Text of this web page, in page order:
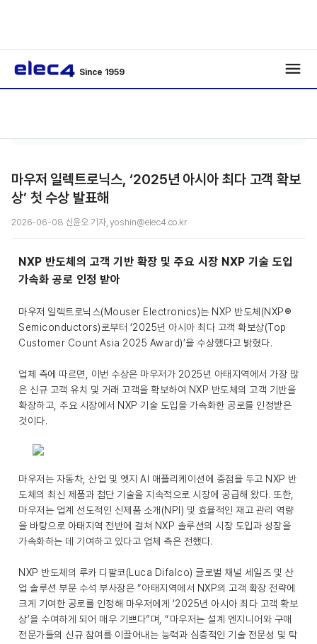
Since 1959
마우저 일렉트로닉스, ‘2025년 아시아 최다 고객 확보
상’ 첫 수상 발표해
2026-06-08 신윤오 기자, yoshin@elec4.co.kr
NXP 반도체의 고객 기반 확장 및 주요 시장 NXP 기술 도입
가속화 공로 인정 받아
마우저 일렉트로닉스(Mouser Electronics)는 NXP 반도체(NXP®
Semiconductors)로부터 ‘2025년 아시아 최다 고객 확보상(Top
Customer Count Asia 2025 Award)’을 수상했다고 밝혔다.
업체 측에 따르면, 이번 수상은 마우저가 2025년 아태지역에서 가장 많
은 신규 고객 유치 및 거래 고객을 확보하여 NXP 반도체의 고객 기반을
확장하고, 주요 시장에서 NXP 기술 도입을 가속화한 공로를 인정받은
것이다.
마우저는 자동차, 산업 및 엣지 AI 애플리케이션에 중점을 두고 NXP 반
도체의 최신 제품과 첨단 기술을 지속적으로 시장에 공급해 왔다. 또한,
마우저는 업계 선도적인 신제품 소개(NPI) 및 효율적인 재고 관리 역량
을 바탕으로 아태지역 전반에 걸쳐 NXP 솔루션의 시장 도입과 성장을
가속화하는 데 기여하고 있다고 업체 측은 전했다.
NXP 반도체의 루카 디팔코(Luca Difalco) 글로벌 채널 세일즈 및 산
업 솔루션 부문 수석 부사장은 “아태지역에서 NXP의 고객 확장 전략에
크게 기여한 공로를 인정해 마우저에게 ‘2025년 아시아 최다 고객 확보
상’을 수여하게 되어 매우 기쁘다”며, “마우저는 설계 엔지니어와 구매
전문가들의 신규 참여를 이끌어내는 능력과 심층적인 기술 전문성 및 탁